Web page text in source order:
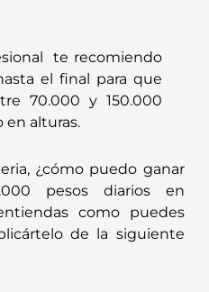
te recomiendo
el final para que
70.000 y 150.000
en alturas.
¿cómo puedo ganar
pesos diarios en
como puedes
de la siguiente